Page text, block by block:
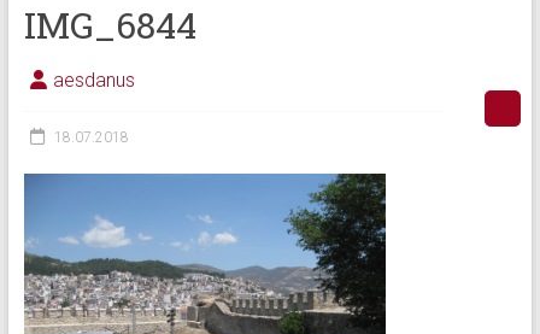
IMG_6844
aesdanus
18.07.2018